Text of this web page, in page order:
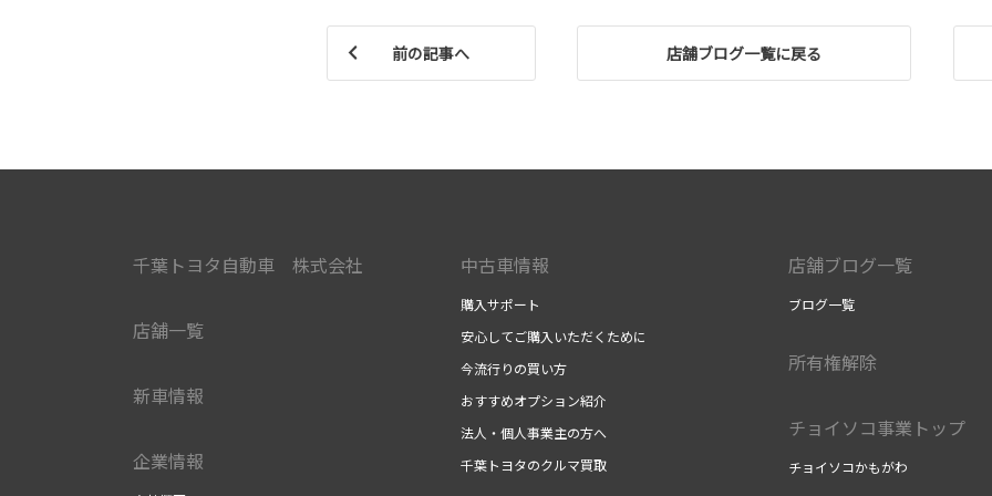
前の記事へ 店舗ブログ一覧に戻る
千葉トヨタ自動車 株式会社
店舗一覧
新車情報
企業情報
中古車情報
購入サポート
安心してご購入いただくために
今流行りの買い方
おすすめオプション紹介
法人・個人事業主の方へ
千葉トヨタのクルマ買取
店舗ブログ一覧
ブログ一覧
所有権解除
チョイソコ事業トップ
チョイソコかもがわ